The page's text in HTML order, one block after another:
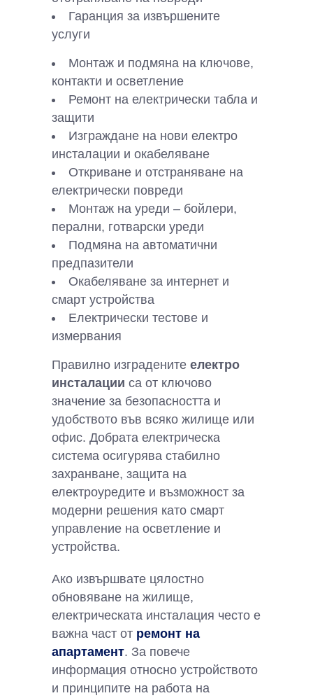
Гаранция за извършените
услуги
Монтаж и подмяна на ключове,
контакти и осветление
Ремонт на електрически табла и
защити
Изграждане на нови електро
инсталации и окабеляване
Откриване и отстраняване на
електрически повреди
Монтаж на уреди – бойлери,
перални, готварски уреди
Подмяна на автоматични
предпазители
Окабеляване за интернет и
смарт устройства
Електрически тестове и
измервания
Правилно изградените електро
инсталации са от ключово
значение за безопасността и
удобството във всяко жилище или
офис. Добрата електрическа
система осигурява стабилно
захранване, защита на
електроуредите и възможност за
модерни решения като смарт
управление на осветление и
устройства.
Ако извършвате цялостно
обновяване на жилище,
електрическата инсталация често е
важна част от ремонт на
апартамент. За повече
информация относно устройството
и принципите на работа на